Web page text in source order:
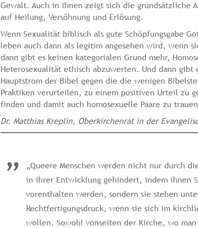
Gewalt. Auch in ihnen zeigt sich die grundsätzliche
auf Heilung, Versöhnung und Erlösung.
Wenn Sexualität biblisch als gute Schöpfungsgabe
leben auch dann als legitim angesehen wird, wenn
dann gibt es keinen kategorialen Grund mehr,
Heterosexualität ethisch abzuwerten. Und dann gibt
Hauptstrom der Bibel gegen die die wenigen
Praktiken verurteilen, zu einem positiven Urteil zu
finden und damit auch homosexuelle Paare zu
Dr. Matthias Kreplin, Oberkirchenrat in der
„Queere Menschen werden nicht nur durch
in ihrer Entwicklung gehindert, indem ihnen
vorenthalten werden, sondern sie stehen
Rechtfertigungsdruck, wenn sie sich im
wollen. Sowohl vonseiten der Kirche, wo